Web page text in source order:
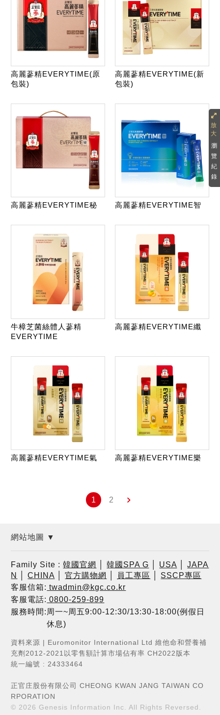
高麗蔘精EVERYTIME(原
包裝)
高麗蔘精EVERYTIME(新
包裝)
高麗蔘精EVERYTIME秘 高麗蔘精EVERYTIME智
牛樟芝菌絲體人蔘精
EVERYTIME
高麗蔘精EVERYTIME纖
高麗蔘精EVERYTIME氣 高麗蔘精EVERYTIME樂
1 2
瀏
覽
紀
錄
網站地圖 ▼
Family Site :韓國官網 │韓國SPA G USA │JAPA
N
│CHINA │官方購物網 員工專區
SSCP專區
客服信箱: twadmin@kgc.co.kr
客服電話: 0800-259-899
服務時間:周一~周五9:00-12:30/13:30-18:00(例假日
休息)
資料來源 | Euromonitor International Ltd 維他命和營養補
充劑2012-2021以零售額計算市場佔有率 CH2022版本
統一編號 : 24333464
正官庄股份有限公司 CHEONG KWAN JANG TAIWAN CO
RPORATION
© 2026 Genesis Information Inc. All Rights Reversed.